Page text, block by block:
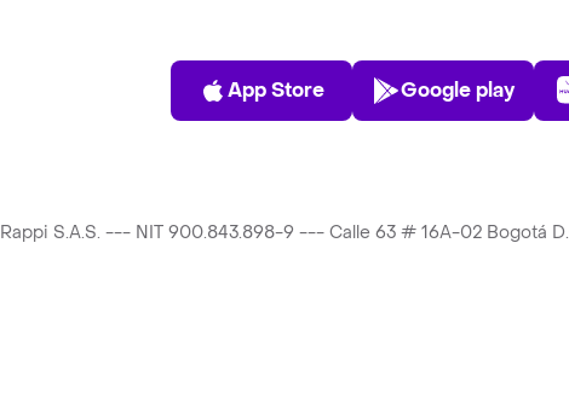
App Store
App Store
Play Store
Google play
Rappi S.A.S. --- NIT 900.843.898-9 --- Calle 63 # 16A-02 Bogotá